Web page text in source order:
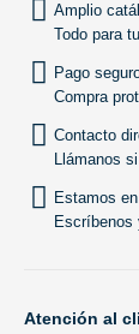
Amplio
Todo para
Pago
Compra
Contacto
Llámanos
Estamos
Escríbenos
Atención al